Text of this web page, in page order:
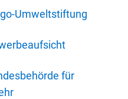
Umweltstiftung
für